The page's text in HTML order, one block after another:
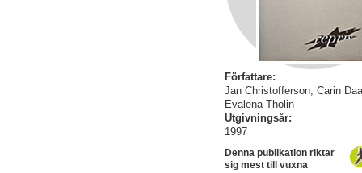
Författare:
Jan Christofferson, Carin
Evalena Tholin
Utgivningsår:
1997
Denna publikation riktar
sig mest till vuxna